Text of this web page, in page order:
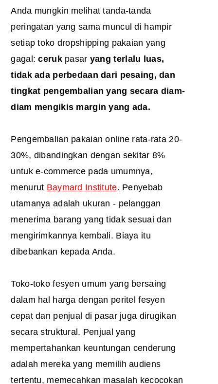
Anda mungkin melihat tanda-tanda
peringatan yang sama muncul di hampir
setiap toko dropshipping pakaian yang
gagal:cerukpasar yang terlalu luas,
tidak ada perbedaan dari pesaing, dan
tingkat pengembalian yang secara diam-
diam mengikis margin yang ada.
Pengembalian pakaian online rata-rata 20-
30%, dibandingkan dengan sekitar 8%
untuk e-commerce pada umumnya,
menurut Baymard Institute. Penyebab
utamanya adalah ukuran - pelanggan
menerima barang yang tidak sesuai dan
mengirimkannya kembali. Biaya itu
dibebankan kepada Anda.
Toko-toko fesyen umum yang bersaing
dalam hal harga dengan peritel fesyen
cepat dan penjual di pasar juga dirugikan
secara struktural. Penjual yang
mempertahankan keuntungan cenderung
adalah mereka yang memilih audiens
tertentu, memecahkan masalah kecocokan